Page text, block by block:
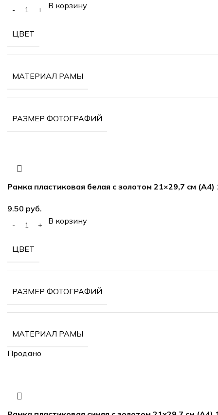
В корзину
ЦВЕТ
МАТЕРИАЛ РАМЫ
РАЗМЕР ФОТОГРАФИЙ
Рамка пластиковая белая с золотом 21×29,7 см (А4)
руб.
В корзину
ЦВЕТ
РАЗМЕР ФОТОГРАФИЙ
МАТЕРИАЛ РАМЫ
Продано